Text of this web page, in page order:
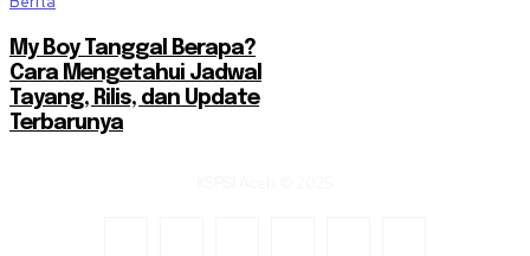
My Boy Tanggal Berapa?
Cara Mengetahui Jadwal
Tayang, Rilis, dan Update
Terbarunya